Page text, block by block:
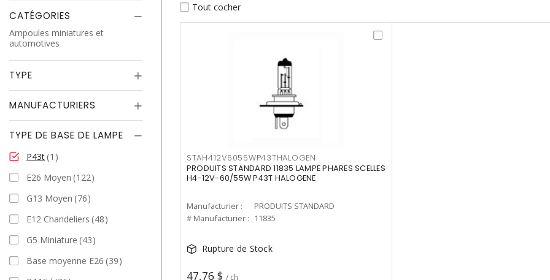
CATÉGORIES
Ampoules miniatures et
automotives
TYPE
MANUFACTURIERS
TYPE DE BASE DE LAMPE
P43t 1
E26 Moyen 122
G13 Moyen 76
E12 Chandeliers 48
G5 Miniature 43
Base moyenne E26 39
Tout cocher
STAH412V6055WP43THALOGEN
PRODUITS STANDARD 11835 LAMPE PHARES SCELLES
H4-12V-60/55W P43T HALOGENE
Manufacturier :
PRODUITS STANDARD
# Manufacturier :
11835
Rupture de Stock
47,76 $ / ch